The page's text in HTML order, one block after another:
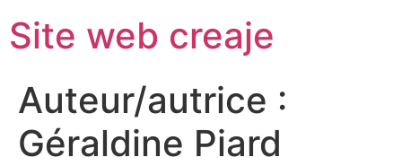
Site web creaje
Auteur/autrice :
Géraldine Piard